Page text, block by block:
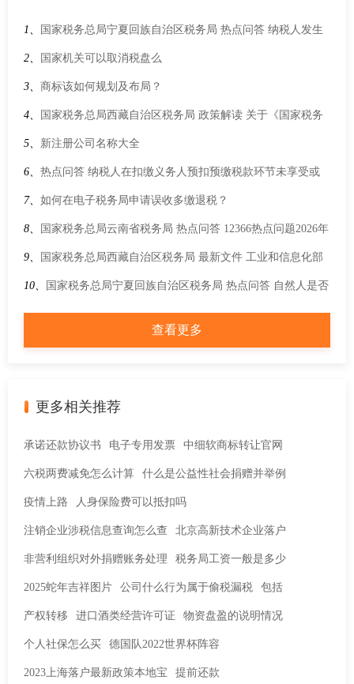
1、 国家税务总局宁夏回族自治区税务局 热点问答 纳税人发生
出口业务退税率执行时间以什么时间为准？
2、 国家机关可以取消税盘么
3、 商标该如何规划及布局？
4、 国家税务总局西藏自治区税务局 政策解读 关于《国家税务
总局关于优化企业所得税预缴纳税申报有关事项的公告》的解
读
5、 新注册公司名称大全
6、 热点问答 纳税人在扣缴义务人预扣预缴税款环节未享受或
未足额享受专项附加扣除的，可以在当年内向支付工资、薪金
的扣缴义务人申请补充扣除吗？
7、 如何在电子税务局申请误收多缴退税？
8、 国家税务总局云南省税务局 热点问答 12366热点问题2026年
第3期（上半月）
9、 国家税务总局西藏自治区税务局 最新文件 工业和信息化部
关于发布《免征车辆购置税的设有固定装置的非运输专用作业
车辆目录》（第二十一批）的公告
10、 国家税务总局宁夏回族自治区税务局 热点问答 自然人是否
按照小规模纳税人纳税？
查看更多
更多相关推荐
承诺还款协议书 电子专用发票 中细软商标转让官网
六税两费减免怎么计算 什么是公益性社会捐赠并举例
疫情上路 人身保险费可以抵扣吗
注销企业涉税信息查询怎么查 北京高新技术企业落户
非营利组织对外捐赠账务处理 税务局工资一般是多少
2025蛇年吉祥图片 公司什么行为属于偷税漏税 包括
产权转移 进口酒类经营许可证 物资盘盈的说明情况
个人社保怎么买 德国队2022世界杯阵容
2023上海落户最新政策本地宝 提前还款